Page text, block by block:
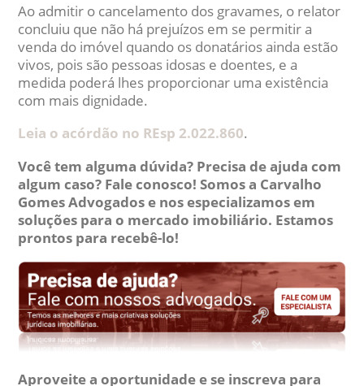
Ao admitir o cancelamento dos gravames, o relator
concluiu que não há prejuízos em se permitir a
venda do imóvel quando os donatários ainda estão
vivos, pois são pessoas idosas e doentes, e a
medida poderá lhes proporcionar uma existência
com mais dignidade.
Leia o acórdão no REsp 2.022.860.
Você tem alguma dúvida? Precisa de ajuda com
algum caso? Fale conosco! Somos a Carvalho
Gomes Advogados e nos especializamos em
soluções para o mercado imobiliário. Estamos
prontos para recebê-lo!
Aproveite a oportunidade e se inscreva para